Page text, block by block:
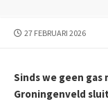
PUBLICATIEDATUM
27 FEBRUARI 2026
Sinds we geen gas
Groningenveld